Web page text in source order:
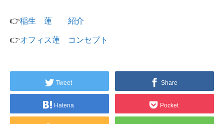
👉稲生 蓮 紹介
👉オフィス蓮 コンセプト
Tweet Share
Hatena Pocket